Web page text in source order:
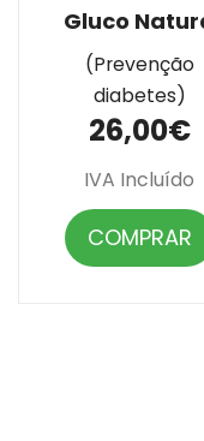
Gluco
(Prevenção
diabetes)
26,00€
IVA Incluído
COMPRAR